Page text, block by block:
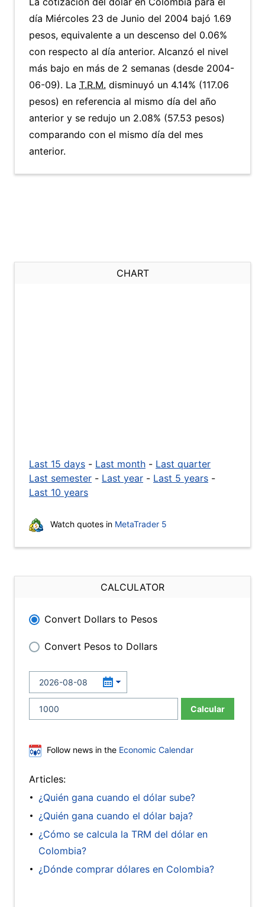
día Miércoles 23 de Junio del 2004 bajó 1.69
pesos, equivalente a un descenso del 0.06%
con respecto al día anterior. Alcanzó el nivel
más bajo en más de 2 semanas (desde 2004-
06-09). La T.R.M. disminuyó un 4.14% (117.06
pesos) en referencia al mismo día del año
anterior y se redujo un 2.08% (57.53 pesos)
comparando con el mismo día del mes
anterior.
CHART
Last 15 days - Last month - Last quarter
Last semester - Last year - Last 5 years -
Last 10 years
Watch quotes in MetaTrader 5
CALCULATOR
Convert Dollars to Pesos
Convert Pesos to Dollars
Calcular
Follow news in the Economic Calendar
Articles:
¿Quién gana cuando el dólar sube?
¿Quién gana cuando el dólar baja?
¿Cómo se calcula la TRM del dólar en
Colombia?
¿Dónde comprar dólares en Colombia?